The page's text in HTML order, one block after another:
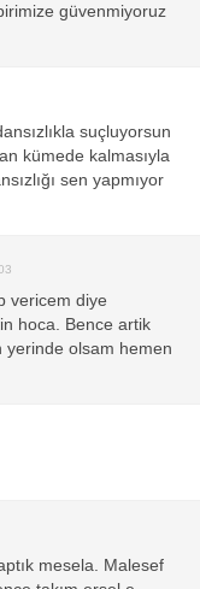
güvenmiyoruz
suçluyorsun
kümede kalmasıyla
sen yapmıyor
vericem diye
hoca. Bence artik
yerinde olsam hemen
mesela. Malesef